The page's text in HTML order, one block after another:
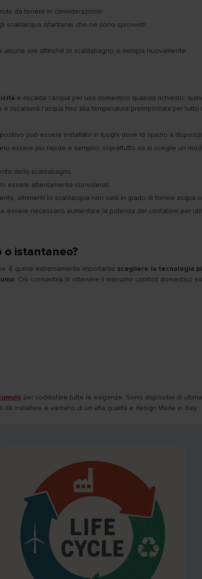
da tenere in considerazione:
scaldacqua istantanei che ne sono sprovvisti;
ore affinché lo scaldabagno si riempia nuovamente.
e riscalda l'acqua per uso domestico quando richiesto,
riscalderà l'acqua fino alla temperatura preimpostata per tutto
può essere installato in luoghi dove lo spazio a
essere più rapide e semplici, soprattutto se si sceglie un
dello scaldabagno.
essere attentamente considerati:
altrimenti lo scaldacqua non sarà in grado di fornire acqua
essere necessario aumentare la potenza del contatore per
o istantaneo?
È quindi estremamente importante scegliere la tecnologia
. Ciò consentirà di ottenere il massimo comfort domestico
per soddisfare tutte le esigenze. Sono dispositivi di
installare e vantano di un’alta qualità e design Made in Italy.